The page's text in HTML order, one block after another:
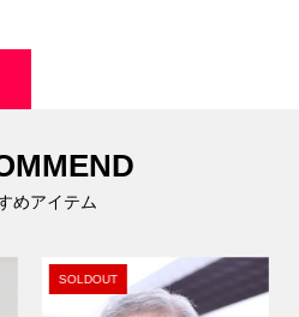
めアイテム
SOLDOUT